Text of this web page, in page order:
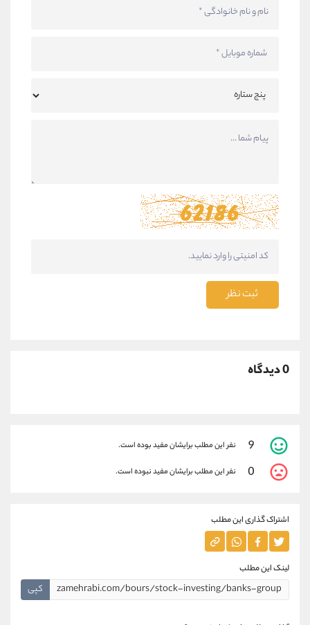
ثبت نظر
0 دیدگاه
9 نفر این مطلب برایشان مفید بوده است.
0 نفر این مطلب برایشان مفید نبوده است.
اشتراک گذاری این مطلب
لینک این مطلب
کپی